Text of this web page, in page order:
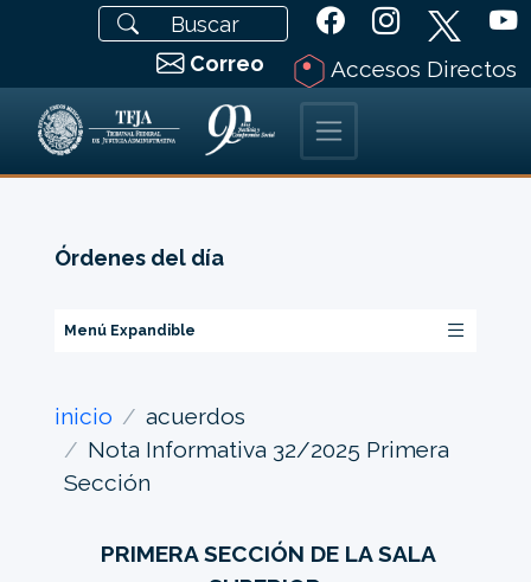
Correo Accesos Directos
Órdenes del día
Menú Expandible
inicio
acuerdos
Nota Informativa 32/2025 Primera
Sección
PRIMERA SECCIÓN DE LA SALA